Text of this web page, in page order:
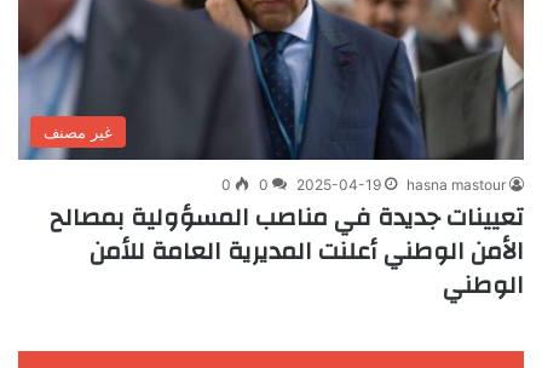
غير مصنف
hasna mastour
2025-04-19
0
0
تعيينات جديدة في مناصب المسؤولية بمصالح
الأمن الوطني أعلنت المديرية العامة للأمن
الوطني